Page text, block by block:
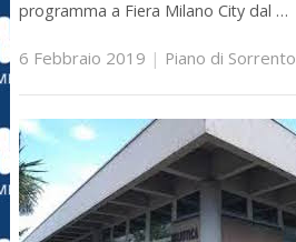
programma a Fiera Milano City dal …
6 Febbraio 2019 | Piano di Sorrento